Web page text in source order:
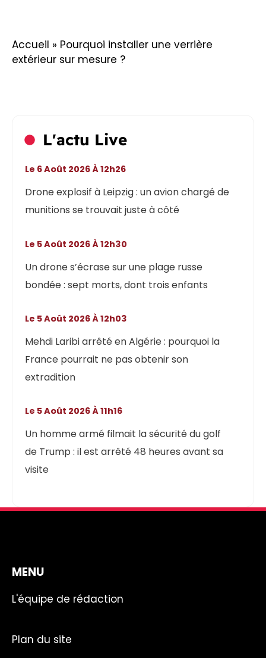
Accueil » Pourquoi installer une verrière
extérieur sur mesure ?
L'actu Live
Drone explosif à Leipzig : un avion chargé de
munitions se trouvait juste à côté
Le 6 Août 2026 À 12h26
Un drone s’écrase sur une plage russe
bondée : sept morts, dont trois enfants
Le 5 Août 2026 À 12h30
Mehdi Laribi arrêté en Algérie : pourquoi la
France pourrait ne pas obtenir son
extradition
Le 5 Août 2026 À 12h03
Un homme armé filmait la sécurité du golf
de Trump : il est arrêté 48 heures avant sa
visite
Le 5 Août 2026 À 11h16
MENU
L'équipe de rédaction
Plan du site